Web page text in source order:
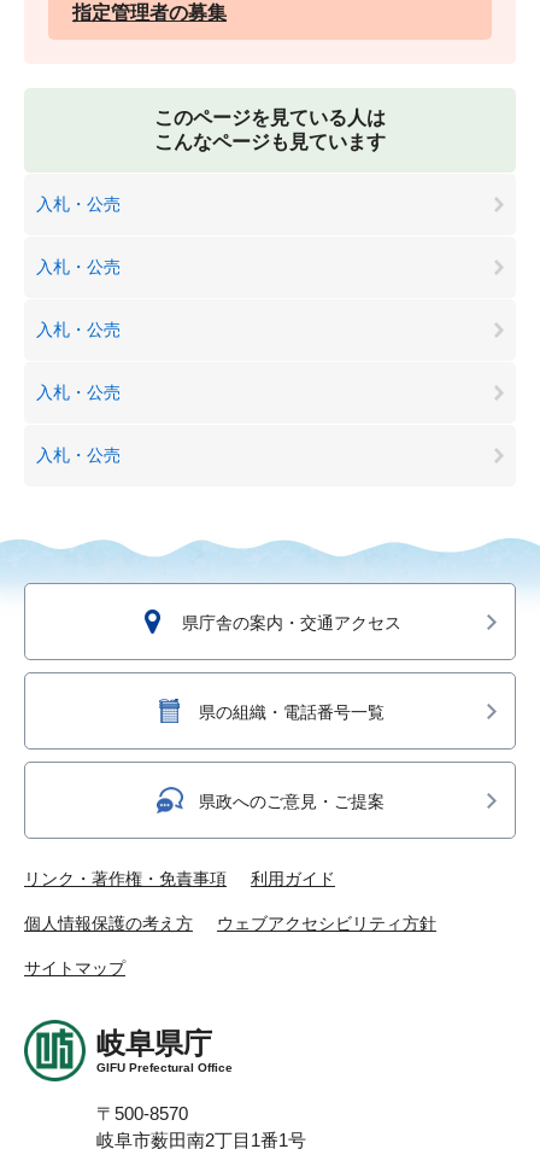
指定管理者の募集
このページを見ている人は
こんなページも見ています
入札・公売
入札・公売
入札・公売
入札・公売
入札・公売
県庁舎の案内・交通アクセス
県の組織・電話番号一覧
県政へのご意見・ご提案
リンク・著作権・免責事項 利用ガイド
個人情報保護の考え方 ウェブアクセシビリティ方針
サイトマップ
岐阜県庁
GIFU Prefectural Office
〒500-8570
岐阜市薮田南2丁目1番1号